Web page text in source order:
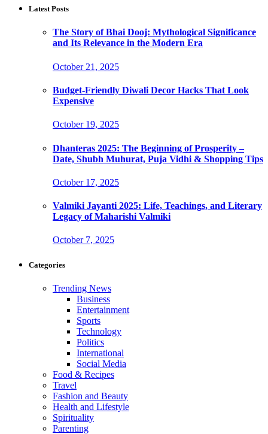
Latest Posts
The Story of Bhai Dooj: Mythological Significance
and Its Relevance in the Modern Era
October 21, 2025
Budget-Friendly Diwali Decor Hacks That Look
Expensive
October 19, 2025
Dhanteras 2025: The Beginning of Prosperity –
Date, Shubh Muhurat, Puja Vidhi & Shopping Tips
October 17, 2025
Valmiki Jayanti 2025: Life, Teachings, and Literary
Legacy of Maharishi Valmiki
October 7, 2025
Categories
Trending News
Business
Entertainment
Sports
Technology
Politics
International
Social Media
Food & Recipes
Travel
Fashion and Beauty
Health and Lifestyle
Spirituality
Parenting